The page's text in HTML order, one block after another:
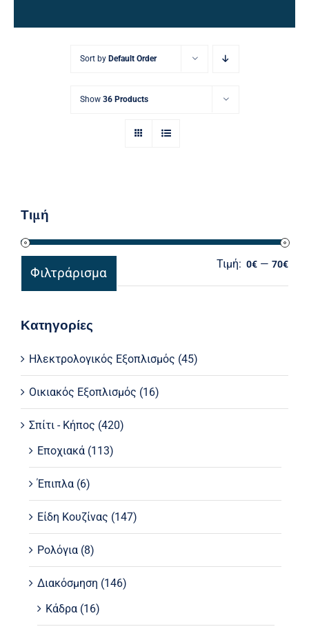
Sort by Default Order
Show 36 Products
Τιμή
τιμή
τιμή
Φιλτράρισμα
Τιμή: 0€ —70€
Κατηγορίες
Ηλεκτρολογικός Εξοπλισμός (45)
Οικιακός Εξοπλισμός (16)
Σπίτι - Κήπος (420)
Εποχιακά (113)
Έπιπλα (6)
Είδη Κουζίνας (147)
Ρολόγια (8)
Διακόσμηση (146)
Κάδρα (16)